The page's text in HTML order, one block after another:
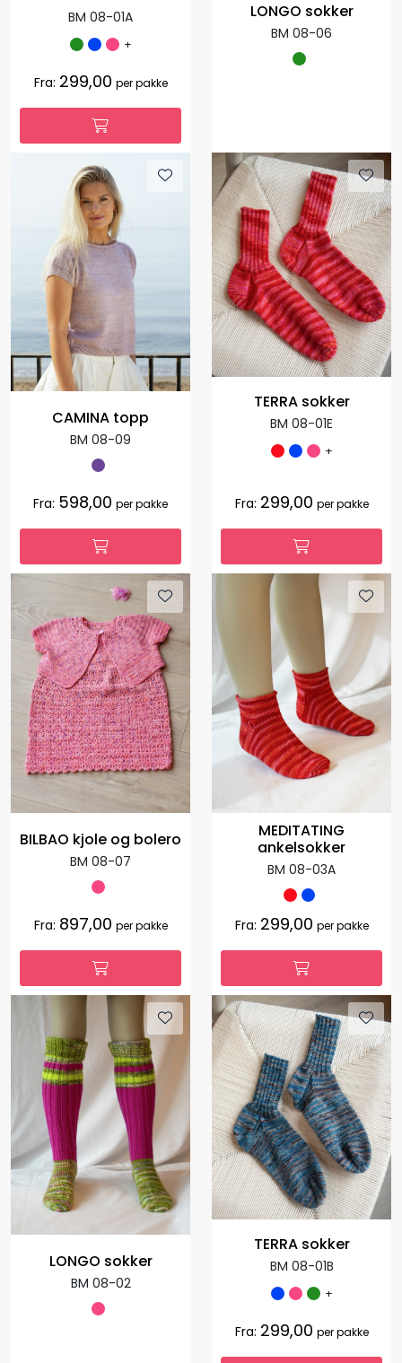
BM 08-01A
+
Fra: 299,00 per pakke
LONGO sokker
BM 08-06
CAMINA topp
BM 08-09
Fra: 598,00 per pakke
TERRA sokker
BM 08-01E
+
Fra: 299,00 per pakke
BILBAO kjole og bolero
BM 08-07
Fra: 897,00 per pakke
MEDITATING
ankelsokker
BM 08-03A
Fra: 299,00 per pakke
LONGO sokker
BM 08-02
TERRA sokker
BM 08-01B
+
Fra: 299,00 per pakke